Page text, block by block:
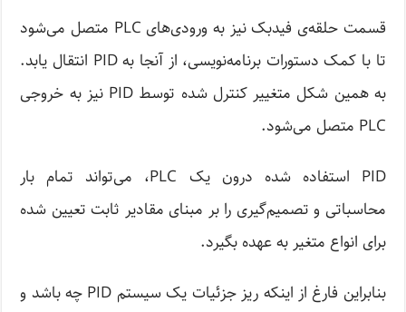
قسمت حلقه‌ی فیدبک نیز به ورودی‌های PLC متصل می‌شود
تا با کمک دستورات برنامه‌نویسی، از آنجا به PID انتقال یابد.
به همین شکل متغییر کنترل شده توسط PID نیز به خروجی
PLC متصل می‌شود.
PID استفاده شده درون یک PLC، می‌تواند تمام بار
محاسباتی و تصمیم‌گیری را بر مبنای مقادیر ثابت تعیین شده
برای انواع متغیر به عهده بگیرد.
بنابراین فارغ از اینکه ریز جزئیات یک سیستم PID چه باشد و